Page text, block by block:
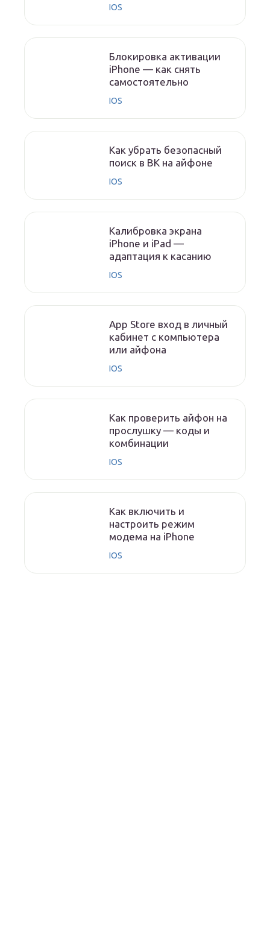
IOS
Блокировка активации
iPhone — как снять
самостоятельно
IOS
Как убрать безопасный
поиск в ВК на айфоне
IOS
Калибровка экрана
iPhone и iPad —
адаптация к касанию
IOS
App Store вход в личный
кабинет с компьютера
или айфона
IOS
Как проверить айфон на
прослушку — коды и
комбинации
IOS
Как включить и
настроить режим
модема на iPhone
IOS